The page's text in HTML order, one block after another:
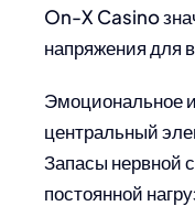
On-X Casino
напряжения для
Эмоциональное
центральный
Запасы нервной
постоянной